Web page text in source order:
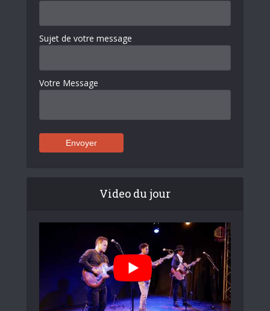
Sujet de votre message
Votre Message
Video du jour